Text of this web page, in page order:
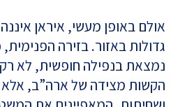
אולם באופן מעשי, איראן
גדולות באזור. בזירה
נמצאת בנפילה חופשית, לא
הקשות מצידה של ארה”ב, אלא